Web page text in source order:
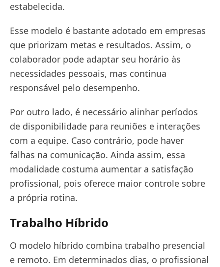
estabelecida.
Esse modelo é bastante adotado em empresas
que priorizam metas e resultados. Assim, o
colaborador pode adaptar seu horário às
necessidades pessoais, mas continua
responsável pelo desempenho.
Por outro lado, é necessário alinhar períodos
de disponibilidade para reuniões e interações
com a equipe. Caso contrário, pode haver
falhas na comunicação. Ainda assim, essa
modalidade costuma aumentar a satisfação
profissional, pois oferece maior controle sobre
a própria rotina.
Trabalho Híbrido
O modelo híbrido combina trabalho presencial
e remoto. Em determinados dias, o profissional